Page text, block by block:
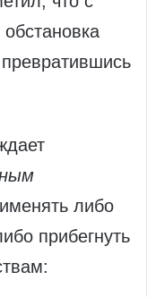
либо
прибегнуть